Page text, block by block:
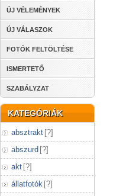
ÚJ VÉLEMÉNYEK
ÚJ VÁLASZOK
FOTÓK FELTÖLTÉSE
ISMERTETŐ
SZABÁLYZAT
KATEGÓRIÁK
absztrakt [?]
abszurd [?]
akt [?]
állatfotók [?]